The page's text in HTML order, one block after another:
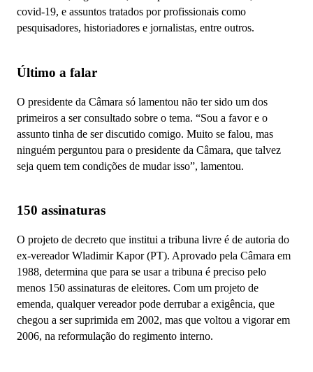
covid-19, e assuntos tratados por profissionais como
pesquisadores, historiadores e jornalistas, entre outros.
Último a falar
O presidente da Câmara só lamentou não ter sido um dos
primeiros a ser consultado sobre o tema. “Sou a favor e o
assunto tinha de ser discutido comigo. Muito se falou, mas
ninguém perguntou para o presidente da Câmara, que talvez
seja quem tem condições de mudar isso”, lamentou.
150 assinaturas
O projeto de decreto que institui a tribuna livre é de autoria do
ex-vereador Wladimir Kapor (PT). Aprovado pela Câmara em
1988, determina que para se usar a tribuna é preciso pelo
menos 150 assinaturas de eleitores. Com um projeto de
emenda, qualquer vereador pode derrubar a exigência, que
chegou a ser suprimida em 2002, mas que voltou a vigorar em
2006, na reformulação do regimento interno.